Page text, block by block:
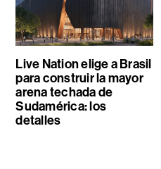
Live Nation elige a Brasil
para construir la mayor
arena techada de
Sudamérica: los
detalles